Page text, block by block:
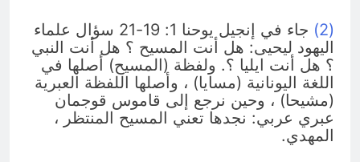
(2)
جاء في إنجيل يوحنا 1: 19-21 سؤال علماء
اليهود ليحيى: هل أنت المسيح ؟ هل أنت النبي
؟ هل أنت ايليا ؟. ولفظة (المسيح) أصلها في
اللغة اليونانية (مسايا) ، وأصلها اللفظة العبرية
(مشيحا) ، وحين نرجع إلى قاموس قوجمان
عبري عربي: نجدها تعني المسيح المنتظر ،
المهدي.